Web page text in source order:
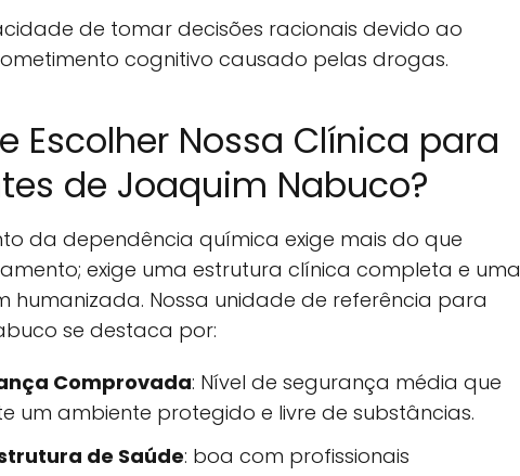
de tomar decisões racionais devido ao
cognitivo causado pelas drogas.
Escolher Nossa Clínica para
de Joaquim Nabuco?
da dependência química exige mais do que
exige uma estrutura clínica completa e uma
humanizada. Nossa unidade de referência para
se destaca por:
Comprovada: Nível de segurança média que
um ambiente protegido e livre de substâncias.
de Saúde: boa com profissionais